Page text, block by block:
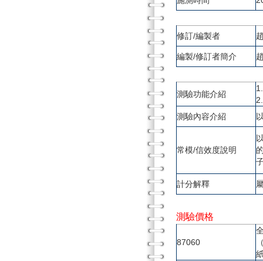
修訂/編製者
編製/修訂者簡介
測驗功能介紹
測驗內容介紹
常模/信效度說明
計分解釋
測驗價格
87060